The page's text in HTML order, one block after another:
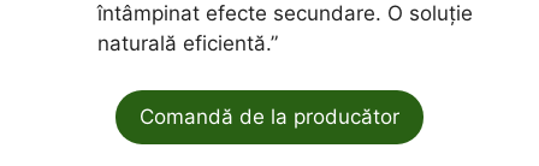
întâmpinat efecte secundare. O soluție
naturală eficientă.”
Comandă de la producător